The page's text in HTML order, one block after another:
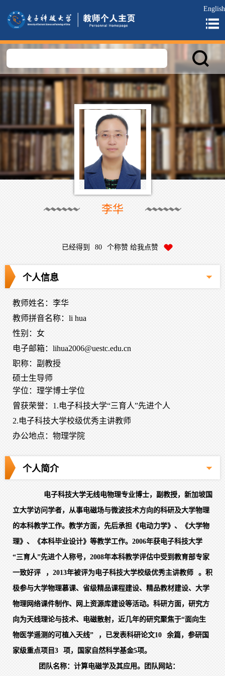
English
李华
已经得到 80 个称赞 给我点赞
个人信息
教师姓名：李华
教师拼音名称：li hua
性别：女
电子邮箱： lihua2006@uestc.edu.cn
职称：副教授
硕士生导师
学位：理学博士学位
曾获荣誉：1.电子科技大学“三育人”先进个人
2.电子科技大学校级优秀主讲教师
办公地点：物理学院
个人简介
电子科技大学无线电物理专业博士，副教授，新加坡国
立大学访问学者，从事电磁场与微波技术方向的科研及大学物理
的本科教学工作。教学方面，先后承担《电动力学》、《大学物
理》、《本科毕业设计》等教学工作。 2006年获电子科技大学
“三育人”先进个人称号，2008年本科教学评估中受到教育部专家
一致好评 ， 2013年被评为电子科技大学校级优秀主讲教师 。积
极参与大学物理慕课、省级精品课程建设、精品教材建设、大学
物理网络课件制作、网上资源库建设等活动。科研方面，研究方
向为天线理论与技术、电磁散射，近几年的研究聚焦于“面向生
物医学遥测的可植入天线” ，已发表科研论文10 余篇，参研国
家级重点项目 3 项，国家自然科学基金5项。
团队名称：计算电磁学及其应用。团队网站：